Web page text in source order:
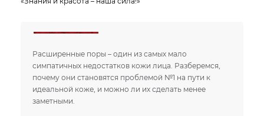
Расширенные поры – один из самых мало
симпатичных недостатков кожи лица. Разберемся,
почему они становятся проблемой №1 на пути к
идеальной коже, и можно ли их сделать менее
заметными.